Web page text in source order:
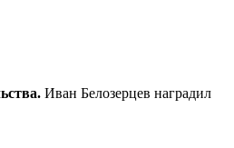
Иван Белозерцев наградил